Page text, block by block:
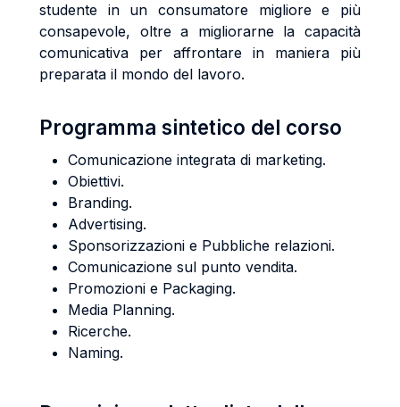
studente in un consumatore migliore e più
consapevole, oltre a migliorarne la capacità
comunicativa per affrontare in maniera più
preparata il mondo del lavoro.
Programma sintetico del corso
Comunicazione integrata di marketing.
Obiettivi.
Branding.
Advertising.
Sponsorizzazioni e Pubbliche relazioni.
Comunicazione sul punto vendita.
Promozioni e Packaging.
Media Planning.
Ricerche.
Naming.